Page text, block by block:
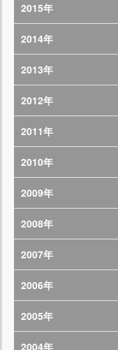
2015年
2014年
2013年
2012年
2011年
2010年
2009年
2008年
2007年
2006年
2005年
2004年